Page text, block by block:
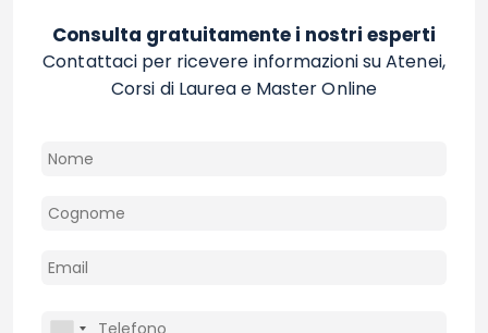
Consulta gratuitamente i nostri esperti
Contattaci per ricevere informazioni su Atenei,
Corsi di Laurea e Master Online